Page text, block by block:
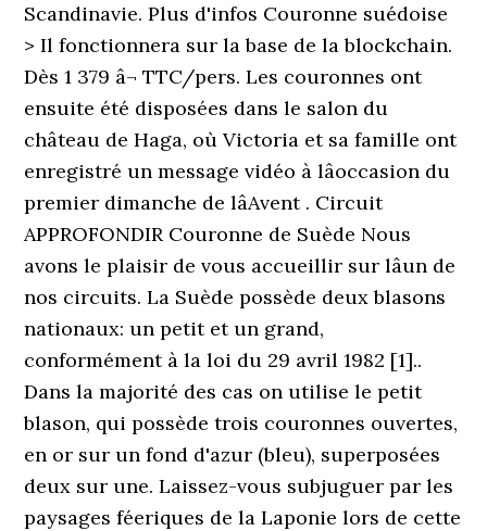
Scandinavie. Plus d'infos Couronne suédoise
> Il fonctionnera sur la base de la blockchain.
Dès 1 379 â¬ TTC/pers. Les couronnes ont
ensuite été disposées dans le salon du
château de Haga, où Victoria et sa famille ont
enregistré un message vidéo à lâoccasion du
premier dimanche de lâAvent . Circuit
APPROFONDIR Couronne de Suède Nous
avons le plaisir de vous accueillir sur lâun de
nos circuits. La Suède possède deux blasons
nationaux: un petit et un grand,
conformément à la loi du 29 avril 1982 [1]..
Dans la majorité des cas on utilise le petit
blason, qui possède trois couronnes ouvertes,
en or sur un fond d'azur (bleu), superposées
deux sur une. Laissez-vous subjuguer par les
paysages féeriques de la Laponie lors de cette